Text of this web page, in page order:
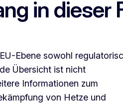
in dieser
Ebene sowohl
Übersicht ist nicht
Informationen zum
von Hetze und